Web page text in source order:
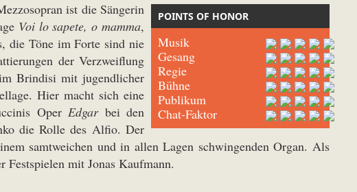
POINTS OF HONOR
Musik
Gesang
Regie
Bühne
Publikum
Chat-Faktor
ist die Sängerin
Voi lo sapete, o mamma,
die Töne im Forte sind nie
der Verzweiflung
Brindisi mit jugendlicher
Hier macht sich eine
OperEdgarbei den
die Rolle des Alfio. Der
samtweichen und in allen Lagen schwingenden Organ. Als
mit Jonas Kaufmann.